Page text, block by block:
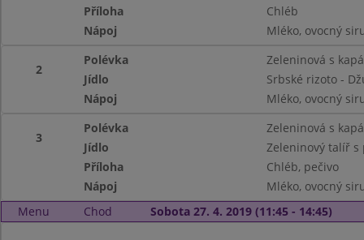
Příloha
Chléb
Nápoj
Mléko, ovocný
2
Polévka
Zeleninová s
Jídlo
Srbské rizoto -
Nápoj
Mléko, ovocný
3
Polévka
Zeleninová s
Jídlo
Zeleninový talíř s
Příloha
Chléb, pečivo
Nápoj
Mléko, ovocný
Menu
Chod Sobota 27. 4. 2019 (11:45 - 14:45)